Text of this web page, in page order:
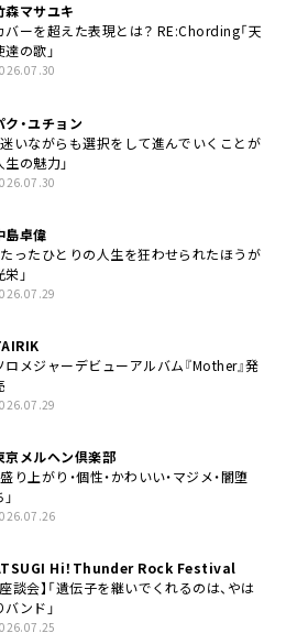
森マサユキ
バーを超えた表現とは？ RE:Chording「天
達の歌」
ク・ユチョン
迷いながらも選択をして進んでいくことが
生の魅力」
島卓偉
たったひとりの人生を狂わせられたほうが
栄」
ロメジャーデビューアルバム『Mother』発
京メルヘン倶楽部
盛り上がり・個性・かわいい・マジメ・闇堕
Hi！Thunder Rock Festival
座談会】「遺伝子を継いでくれるのは、やは
バンド」